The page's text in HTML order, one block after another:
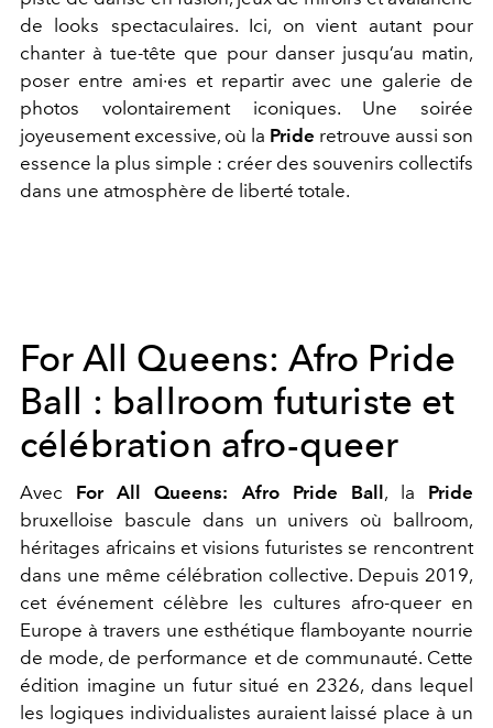
de looks spectaculaires. Ici, on vient autant pour
chanter à tue-tête que pour danser jusqu’au matin,
poser entre ami·es et repartir avec une galerie de
photos volontairement iconiques. Une soirée
joyeusement excessive, où la Pride retrouve aussi son
essence la plus simple : créer des souvenirs collectifs
dans une atmosphère de liberté totale.
For All Queens: Afro Pride
Ball : ballroom futuriste et
célébration afro-queer
Avec For All Queens: Afro Pride Ball , la Pride
bruxelloise bascule dans un univers où ballroom,
héritages africains et visions futuristes se rencontrent
dans une même célébration collective. Depuis 2019,
cet événement célèbre les cultures afro-queer en
Europe à travers une esthétique flamboyante nourrie
de mode, de performance et de communauté. Cette
édition imagine un futur situé en 2326, dans lequel
les logiques individualistes auraient laissé place à un